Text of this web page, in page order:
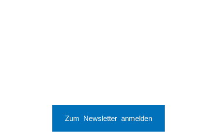
Zum Newsletter anmelden